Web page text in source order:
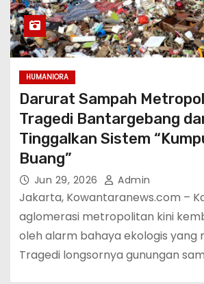
HUMANIORA
Darurat Sampah
Tragedi Bantargebang
Tinggalkan Sistem
Buang”
Jun 29, 2026 Admin
Jakarta, Kowantaranews.com –
aglomerasi metropolitan kini
oleh alarm bahaya ekologis yang
Tragedi longsornya gunungan